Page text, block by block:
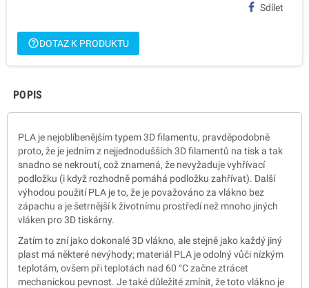
Sdílet
help_outlineDOTAZ K PRODUKTU
POPIS
PLA je nejoblíbenějším typem 3D filamentu, pravděpodobně
proto, že je jedním z nejjednodušších 3D filamentů na tisk a tak
snadno se nekroutí, což znamená, že nevyžaduje vyhřívací
podložku (i když rozhodně pomáhá podložku zahřívat). Další
výhodou použití PLA je to, že je považováno za vlákno bez
zápachu a je šetrnější k životnímu prostředí než mnoho jiných
vláken pro 3D tiskárny.
Zatím to zní jako dokonalé 3D vlákno, ale stejně jako každý jiný
plast má některé nevýhody; materiál PLA je odolný vůči nízkým
teplotám, ovšem při teplotách nad 60 °C začne ztrácet
mechanickou pevnost. Je také důležité zmínit, že toto vlákno je